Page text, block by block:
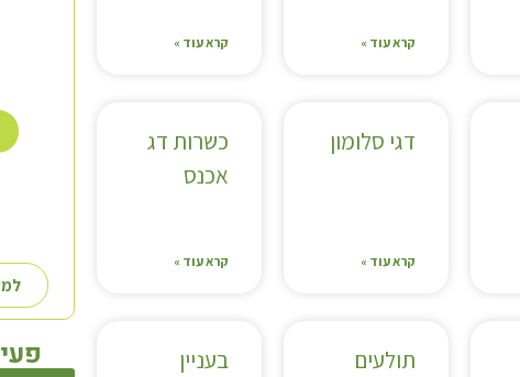
קרא עוד » קרא עוד »
דגי סלומון
קרא עוד »
כשרות דג
אכנס
קרא עוד »
תולעים
בעניין